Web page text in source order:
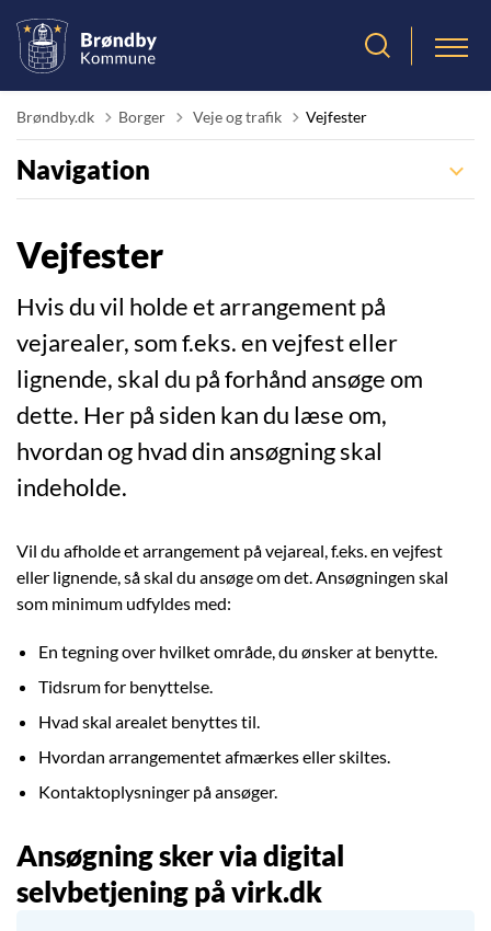
Brøndby.dk Borger Tilbage til
Veje og trafik Vejfester
Navigation
Vejfester
Hvis du vil holde et arrangement på
vejarealer, som f.eks. en vejfest eller
lignende, skal du på forhånd ansøge om
dette. Her på siden kan du læse om,
hvordan og hvad din ansøgning skal
indeholde.
Vil du afholde et arrangement på vejareal, f.eks. en vejfest
eller lignende, så skal du ansøge om det. Ansøgningen skal
som minimum udfyldes med:
En tegning over hvilket område, du ønsker at benytte.
Tidsrum for benyttelse.
Hvad skal arealet benyttes til.
Hvordan arrangementet afmærkes eller skiltes.
Kontaktoplysninger på ansøger.
Ansøgning sker via digital
selvbetjening på virk.dk